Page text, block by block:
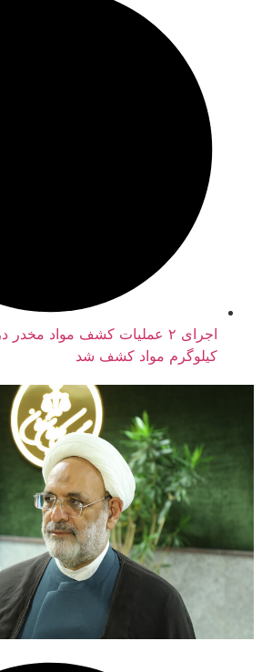
مواد کشف شد